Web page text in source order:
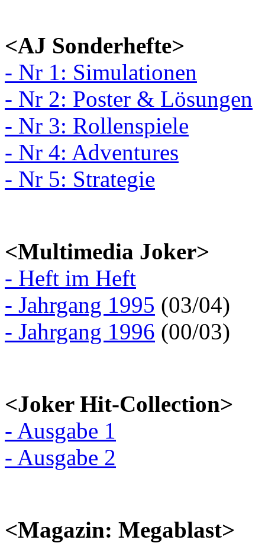
<AJ Sonderhefte>
- Nr 1: Simulationen
- Nr 2: Poster & Lösungen
- Nr 3: Rollenspiele
- Nr 4: Adventures
- Nr 5: Strategie
<Multimedia Joker>
- Heft im Heft
- Jahrgang 1995 (03/04)
- Jahrgang 1996 (00/03)
<Joker Hit-Collection>
- Ausgabe 1
- Ausgabe 2
<Magazin: Megablast>